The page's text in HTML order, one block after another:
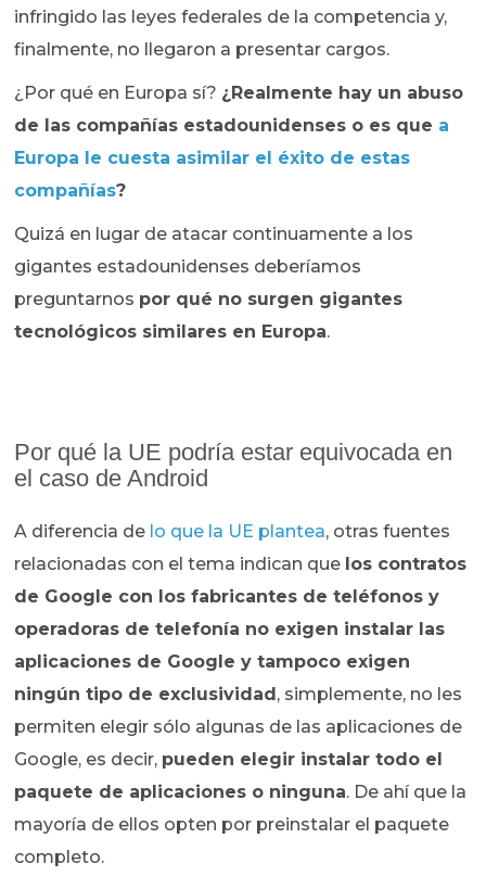
infringido las leyes federales de la competencia y,
finalmente, no llegaron a presentar cargos.
¿Por qué en Europa sí? ¿Realmente hay un abuso
de las compañías estadounidenses o es que a
Europa le cuesta asimilar el éxito de estas
compañías?
Quizá en lugar de atacar continuamente a los
gigantes estadounidenses deberíamos
preguntarnos por qué no surgen gigantes
tecnológicos similares en Europa.
Por qué la UE podría estar equivocada en
el caso de Android
A diferencia de lo que la UE plantea, otras fuentes
relacionadas con el tema indican que los contratos
de Google con los fabricantes de teléfonos y
operadoras de telefonía no exigen instalar las
aplicaciones de Google y tampoco exigen
ningún tipo de exclusividad , simplemente, no les
permiten elegir sólo algunas de las aplicaciones de
Google, es decir, pueden elegir instalar todo el
paquete de aplicaciones o ninguna. De ahí que la
mayoría de ellos opten por preinstalar el paquete
completo.